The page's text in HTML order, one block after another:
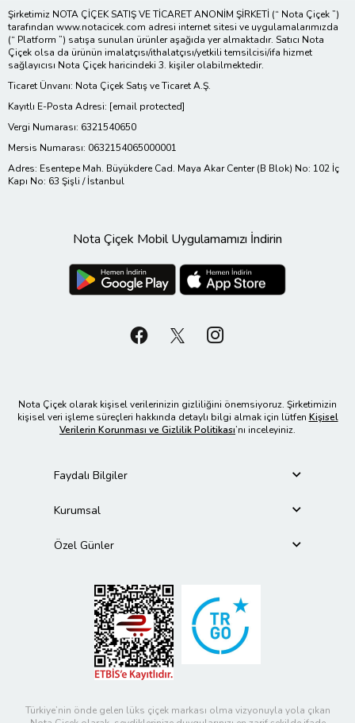
Şirketimiz NOTA ÇİÇEK SATIŞ VE TİCARET ANONİM ŞİRKETİ (“ Nota Çiçek ”)
tarafından www.notacicek.com adresi internet sitesi ve uygulamalarımızda
(“ Platform ”) satışa sunulan ürünler aşağıda yer almaktadır. Satıcı Nota
Çiçek olsa da ürünün imalatçısı/ithalatçısı/yetkili temsilcisi/ifa hizmet
sağlayıcısı Nota Çiçek haricindeki 3. kişiler olabilmektedir.
Ticaret Ünvanı: Nota Çiçek Satış ve Ticaret A.Ş.
Kayıtlı E-Posta Adresi: [email protected]
Vergi Numarası: 6321540650
Mersis Numarası: 0632154065000001
Adres: Esentepe Mah. Büyükdere Cad. Maya Akar Center (B Blok) No: 102 İç
Kapı No: 63 Şişli / İstanbul
Nota Çiçek Mobil Uygulamamızı İndirin
Nota Çiçek olarak kişisel verilerinizin gizliliğini önemsiyoruz. Şirketimizin
kişisel veri işleme süreçleri hakkında detaylı bilgi almak için lütfen Kişisel
Verilerin Korunması ve Gizlilik Politikası’nı inceleyiniz.
Faydalı Bilgiler
Kurumsal
Özel Günler
Türkiye’nin önde gelen lüks çiçek markası olma vizyonuyla yola çıkan